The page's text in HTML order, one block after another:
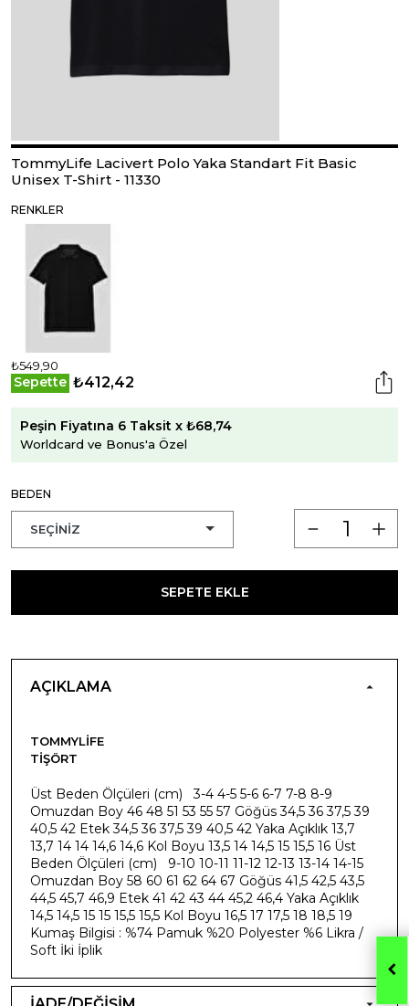
TommyLife Lacivert Polo Yaka Standart Fit Basic
Unisex T-Shirt - 11330
RENKLER
₺549,90
Sepette ₺412,42
Peşin Fiyatına 6 Taksit x ₺68,74
Worldcard ve Bonus'a Özel
BEDEN
SEPETE EKLE
AÇIKLAMA
TOMMYLIFE
TIŞÖRT
Üst Beden Ölçüleri (cm) 3-4 4-5 5-6 6-7 7-8 8-9
Omuzdan Boy 46 48 51 53 55 57 Göğüs 34,5 36 37,5 39
40,5 42 Etek 34,5 36 37,5 39 40,5 42 Yaka Açıklık 13,7
13,7 14 14 14,6 14,6 Kol Boyu 13,5 14 14,5 15 15,5 16 Üst
Beden Ölçüleri (cm) 9-10 10-11 11-12 12-13 13-14 14-15
Omuzdan Boy 58 60 61 62 64 67 Göğüs 41,5 42,5 43,5
44,5 45,7 46,9 Etek 41 42 43 44 45,2 46,4 Yaka Açıklık
14,5 14,5 15 15 15,5 15,5 Kol Boyu 16,5 17 17,5 18 18,5 19
Kumaş Bilgisi : %74 Pamuk %20 Polyester %6 Likra /
Soft İki İplik